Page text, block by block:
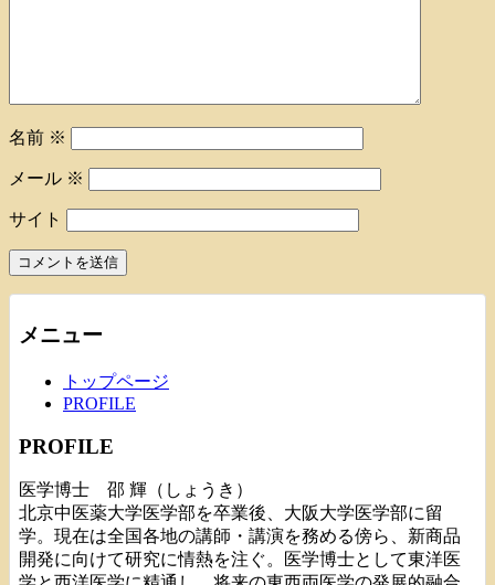
名前 ※
メール ※
サイト
メニュー
トップページ
PROFILE
PROFILE
医学博士 邵 輝（しょうき）
北京中医薬大学医学部を卒業後、大阪大学医学部に留
学。現在は全国各地の講師・講演を務める傍ら、新商品
開発に向けて研究に情熱を注ぐ。医学博士として東洋医